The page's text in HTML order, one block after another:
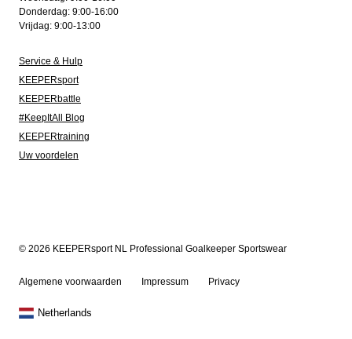
Donderdag: 9:00-16:00
Vrijdag: 9:00-13:00
Service & Hulp
KEEPERsport
KEEPERbattle
#KeepItAll Blog
KEEPERtraining
Uw voordelen
© 2026 KEEPERsport NL Professional Goalkeeper Sportswear
Algemene voorwaarden Impressum Privacy
Netherlands